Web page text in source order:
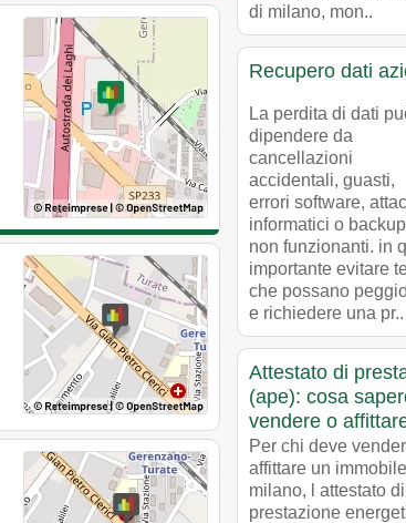
di milano, mon..
Recupero dati
La perdita di dati
dipendere da
cancellazioni
accidentali, guasti,
errori software,
informatici o backup
non funzionanti. in
importante evitare
che possano
e richiedere una pr..
Attestato di
(ape): cosa
vendere o
Per chi deve
affittare un
milano, l attestato di
prestazione